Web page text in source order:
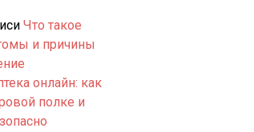
Что такое
и причины
онлайн: как
полке и